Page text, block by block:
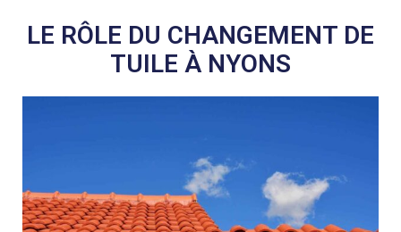
LE RÔLE DU CHANGEMENT DE
TUILE À NYONS